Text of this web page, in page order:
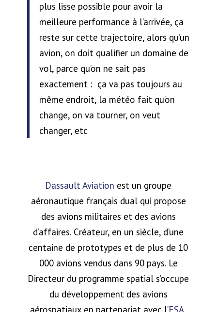
plus lisse possible pour avoir la
meilleure performance à l’arrivée, ça
reste sur cette trajectoire, alors qu’un
avion, on doit qualifier un domaine de
vol, parce qu’on ne sait pas
exactement : ça va pas toujours au
même endroit, la météo fait qu’on
change, on va tourner, on veut
changer, etc
Dassault Aviation est un groupe
aéronautique français dual qui propose
des avions militaires et des avions
d’affaires. Créateur, en un siècle, d’une
centaine de prototypes et de plus de 10
000 avions vendus dans 90 pays. Le
Directeur du programme spatial s’occupe
du développement des avions